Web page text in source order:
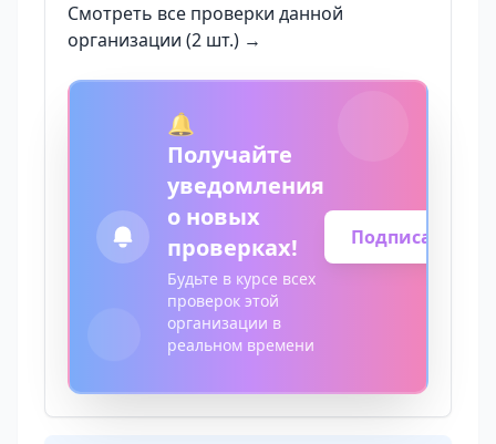
Смотреть все проверки данной
организации (2 шт.) →
🔔
Получайте
уведомления
о новых
проверках!
Будьте в курсе всех
проверок этой
организации в
реальном времени
Подписаться